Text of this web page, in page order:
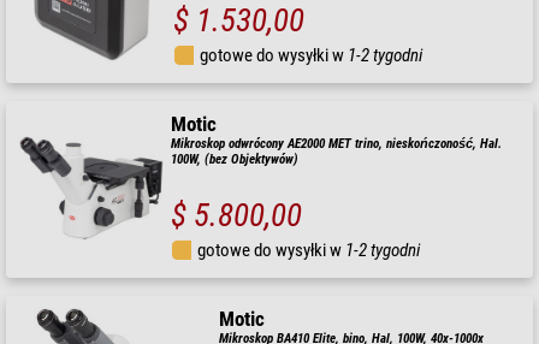
$ 1.530,00
gotowe do wysyłki w 1-2 tygodni
Motic
Mikroskop odwrócony AE2000 MET trino, nieskończoność, Hal.
100W, (bez Objektywów)
$ 5.800,00
gotowe do wysyłki w 1-2 tygodni
Motic
Mikroskop BA410 Elite, bino, Hal, 100W, 40x-1000x